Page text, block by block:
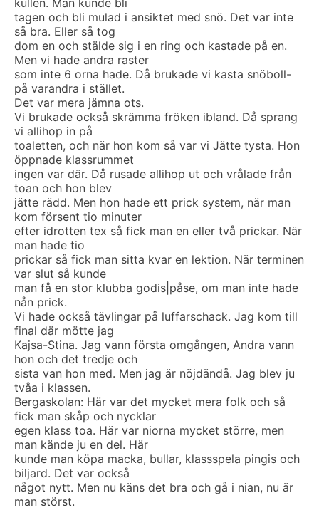
kullen. Man kunde bli
tagen och bli mulad i ansiktet med snö. Det var inte
så bra. Eller så tog
dom en och stälde sig i en ring och kastade på en.
Men vi hade andra raster
som inte 6 orna hade. Då brukade vi kasta snöboll-
på varandra i stället.
Det var mera jämna ots.
Vi brukade också skrämma fröken ibland. Då sprang
vi allihop in på
toaletten, och när hon kom så var vi Jätte tysta. Hon
öppnade klassrummet
ingen var där. Då rusade allihop ut och vrålade från
toan och hon blev
jätte rädd. Men hon hade ett prick system, när man
kom försent tio minuter
efter idrotten tex så fick man en eller två prickar. När
man hade tio
prickar så fick man sitta kvar en lektion. När terminen
var slut så kunde
man få en stor klubba godis|påse, om man inte hade
nån prick.
Vi hade också tävlingar på luffarschack. Jag kom till
final där mötte jag
Kajsa-Stina. Jag vann första omgången, Andra vann
hon och det tredje och
sista van hon med. Men jag är nöjdändå. Jag blev ju
tvåa i klassen.
Bergaskolan: Här var det mycket mera folk och så
fick man skåp och nycklar
egen klass toa. Här var niorna mycket större, men
man kände ju en del. Här
kunde man köpa macka, bullar, klassspela pingis och
biljard. Det var också
något nytt. Men nu käns det bra och gå i nian, nu är
man störst.